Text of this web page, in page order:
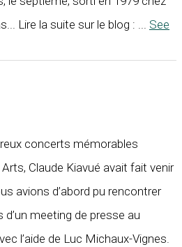
Lire la suite sur le blog : ... See
concerts mémorables
Claude Kiavué avait fait venir
avions d’abord pu rencontrer
meeting de presse au
l’aide de Luc Michaux-Vignes.